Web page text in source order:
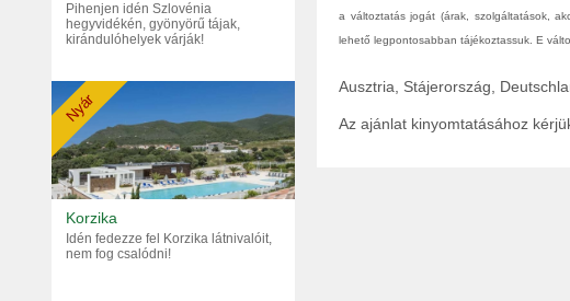
Pihenjen idén Szlovénia
hegyvidékén, gyönyörű tájak,
kirándulóhelyek várják!
Nyár
Korzika
Idén fedezze fel Korzika látnivalóit,
nem fog csalódni!
a változtatás jogát (árak, szolgáltatások,
lehető legpontosabban tájékoztassuk. E
Ausztria, Stájerország,
Az ajánlat kinyomtatásához